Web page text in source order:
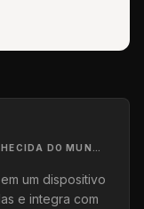
um dispositivo
e integra com